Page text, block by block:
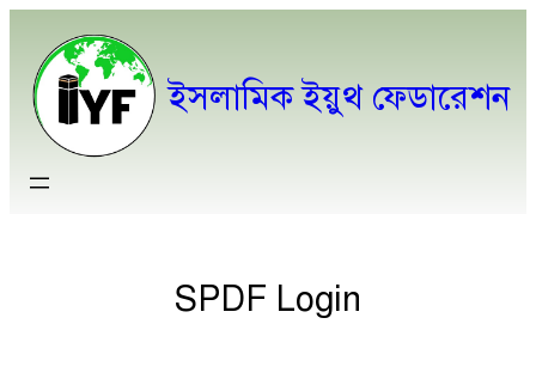
ইসলামিক ইয়ুথ ফেডারেশন
SPDF Login